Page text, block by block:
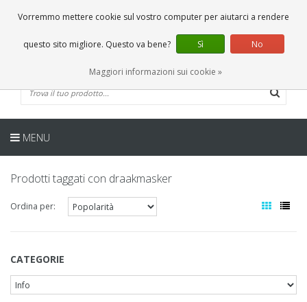
0 Articoli
IT
MENU
Prodotti taggati con draakmasker
Ordina per:
CATEGORIE
Vorremmo mettere cookie sul vostro computer per aiutarci a rendere
questo sito migliore. Questo va bene? Sì No
Maggiori informazioni sui cookie »